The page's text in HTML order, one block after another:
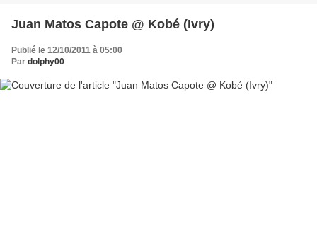
Juan Matos Capote @ Kobé (Ivry)
Publié le 12/10/2011 à 05:00
Par dolphy00